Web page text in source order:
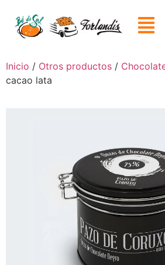
Inicio / Otros productos /
cacao lata